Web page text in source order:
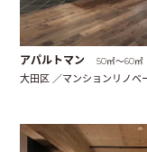
アパルトマン 50㎡〜60㎡
大田区 ／マンションリノベ